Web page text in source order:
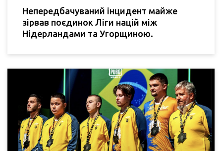
Непередбачуваний інцидент майже
зірвав поєдинок Ліги націй між
Нідерландами та Угорщиною.